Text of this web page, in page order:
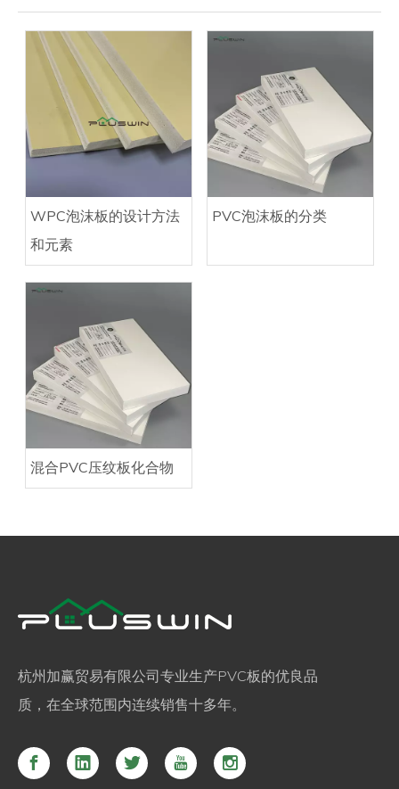
WPC泡沫板的设计方法
和元素
PVC泡沫板的分类
混合PVC压纹板化合物
杭州加赢贸易有限公司专业生产PVC板的优良品
质，在全球范围内连续销售十多年。